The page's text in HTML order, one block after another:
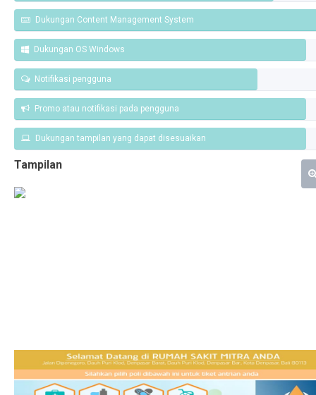
Dukungan Content Management System
Dukungan OS Windows
Notifikasi pengguna
Promo atau notifikasi pada pengguna
Dukungan tampilan yang dapat disesuaikan
Tampilan